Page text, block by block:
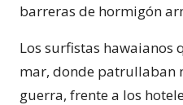
barreras de hormigón
Los surfistas hawaianos
mar, donde patrullaban
guerra, frente a los